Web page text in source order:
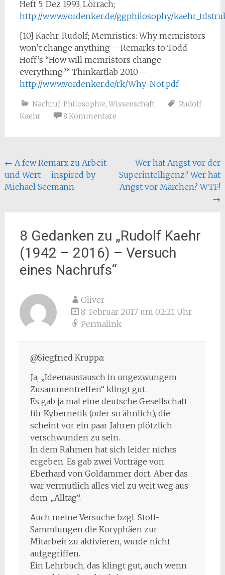
Heft 5, Dez 1993, Lörrach;
http://www.vordenker.de/ggphilosophy/
[10] Kaehr, Rudolf; Memristics: Why memristors
won’t change anything – Remarks to Todd
Hoff’s “How will memristors change
everything?“ Thinkartlab 2010 –
http://www.vordenker.de/rk/Why-Not.pdf
Nachruf, Philosophie, Wissenschaft
Rudolf
Kaehr
8 Kommentare
Beitragsnavigation
← A few Remarx zu Arbeit
und Wert – inspired by
Michael Seemann
Wer hat Angst vor der
Superintelligenz? Wer hat
Angst vor Märchen? WTF!
→
8 Gedanken zu „Rudolf Kaehr
(1942 – 2016) – Versuch
eines Nachrufs“
Oliver
8. Februar 2017 um 02:21 Uhr
Permalink
@Siegfried Kruppa:
Ja, „Ideenaustausch in ungezwungem
Zusammentreffen“ klingt gut.
Es gab ja mal eine deutsche Gesellschaft
für Kybernetik (oder so ähnlich), die
scheint vor ein paar Jahren plötzlich
verschwunden zu sein.
In dem Rahmen hat sich leider nichts
ergeben. Es gab zwei Vorträge von
Eberhard von Goldammer dort. Aber das
war vermutlich alles viel zu weit weg aus
dem „Alltag“.
Auch meine Versuche bzgl. Stoff-
Sammlungen die Koryphäen zur
Mitarbeit zu aktivieren, wurde nicht
aufgegriffen.
Ein Lehrbuch, das klingt gut, auch wenn